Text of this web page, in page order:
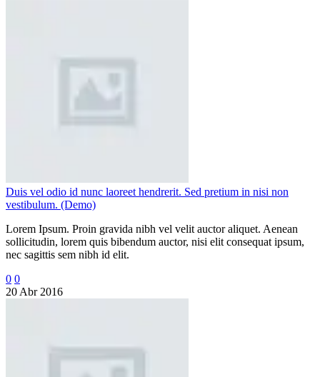
Duis vel odio id nunc laoreet hendrerit. Sed pretium in nisi non
vestibulum. (Demo)
Lorem Ipsum. Proin gravida nibh vel velit auctor aliquet. Aenean
sollicitudin, lorem quis bibendum auctor, nisi elit consequat ipsum,
nec sagittis sem nibh id elit.
0 0
20 Abr 2016